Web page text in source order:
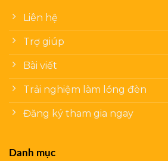
Liên hệ
Trợ giúp
Bài viết
Trải nghiệm làm lồng đèn
Đăng ký tham gia ngay
Danh mục